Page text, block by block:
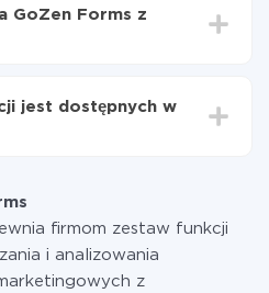
zajmuje średnio 10-15
GoZen Forms z
która faktycznie jest
z Twoich systemów do
się na płatną. Więcej
jest dostępnych w
firmom zestaw funkcji
i analizowania
z